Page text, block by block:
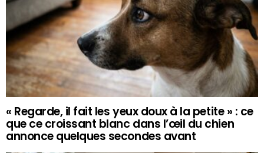
« Regarde, il fait les yeux doux à la petite » : ce
que ce croissant blanc dans l’œil du chien
annonce quelques secondes avant